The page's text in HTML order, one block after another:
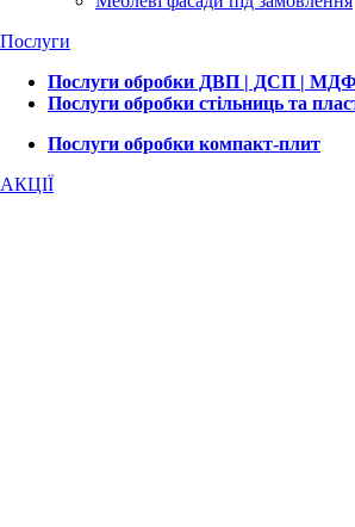
Послуги
Послуги обробки ДВП | ДСП | МДФ
Послуги обробки стільниць та
Послуги обробки компакт-плит
АКЦІЇ